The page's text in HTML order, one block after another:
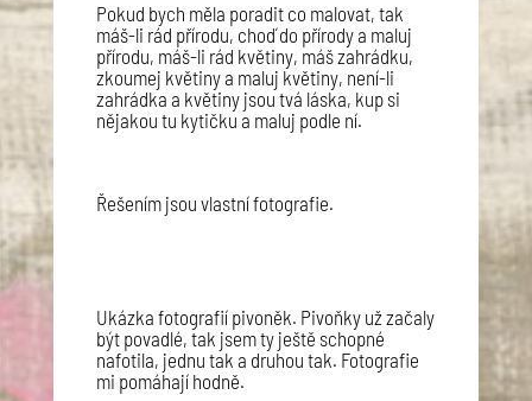
Pokud bych měla poradit co malovat, tak
máš-li rád přírodu, choď do přírody a maluj
přírodu, máš-li rád květiny, máš zahrádku,
zkoumej květiny a maluj květiny, není-li
zahrádka a květiny jsou tvá láska, kup si
nějakou tu kytičku a maluj podle ní.
Řešením jsou vlastní fotografie.
Ukázka fotografií pivoněk. Pivoňky už začaly
být povadlé, tak jsem ty ještě schopné
nafotila, jednu tak a druhou tak. Fotografie
mi pomáhají hodně.